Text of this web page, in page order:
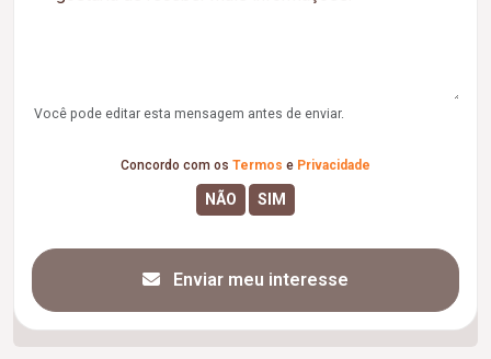
Você pode editar esta mensagem antes de enviar.
Concordo com os Termos e Privacidade
Enviar meu interesse